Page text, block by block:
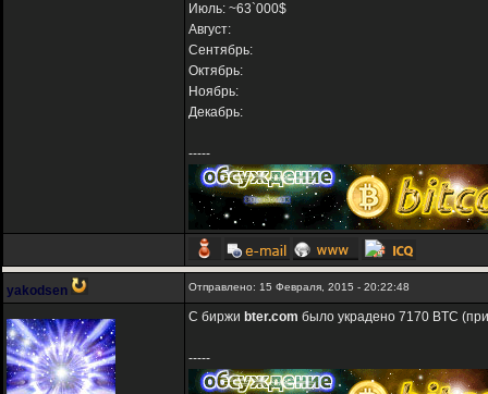
Июль: ~63`000$
Август:
Сентябрь:
Октябрь:
Ноябрь:
Декабрь:
-----
yakodsen Отправлено: 15 Февраля, 2015 - 20:22:48
С биржи bter.com было украдено 7170 BTC
-----